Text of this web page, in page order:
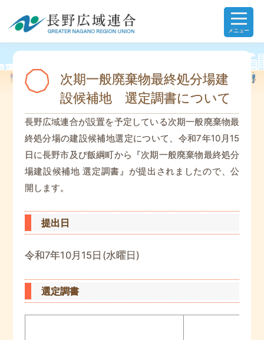
メニュー
次期一般廃棄物最終処分場建
設候補地 選定調書について
長野広域連合が設置を予定している次期一般廃棄物最
終処分場の建設候補地選定について、令和7年10月15
日に長野市及び飯綱町から『次期一般廃棄物最終処分
場建設候補地 選定調書』が提出されましたので、公
開します。
提出日
令和7年10月15日(水曜日)
選定調書